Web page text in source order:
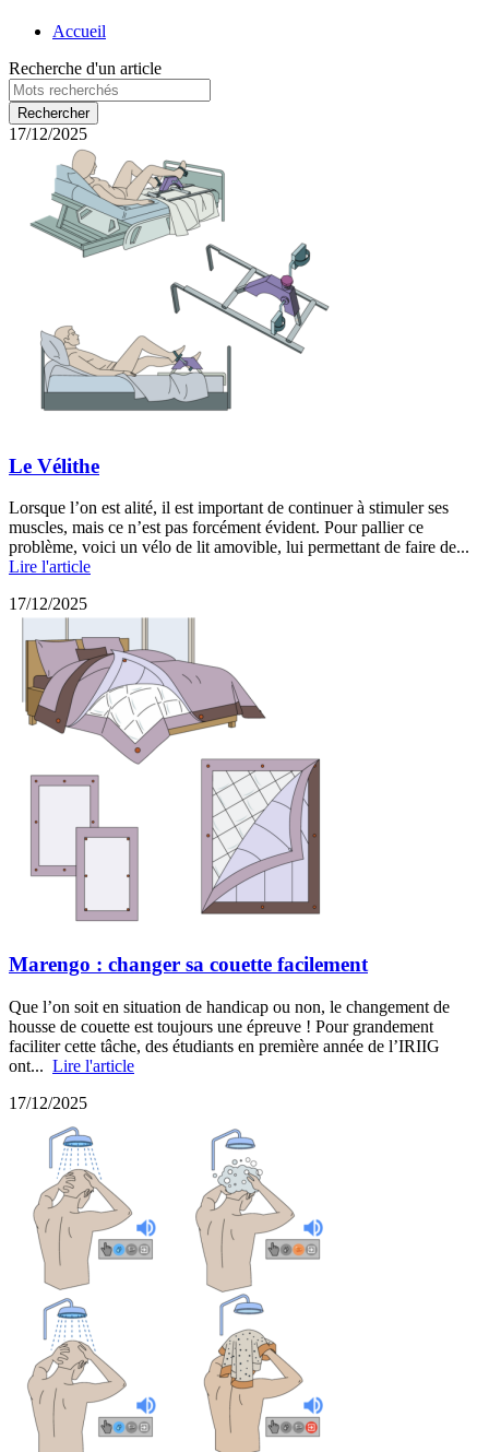
Accueil
Recherche d'un article
17/12/2025
Le Vélithe
Lorsque l’on est alité, il est important de continuer à stimuler ses
muscles, mais ce n’est pas forcément évident. Pour pallier ce
problème, voici un vélo de lit amovible, lui permettant de faire de...
Lire l'article
17/12/2025
Marengo : changer sa couette facilement
Que l’on soit en situation de handicap ou non, le changement de
housse de couette est toujours une épreuve ! Pour grandement
faciliter cette tâche, des étudiants en première année de l’IRIIG
ont... Lire l'article
17/12/2025